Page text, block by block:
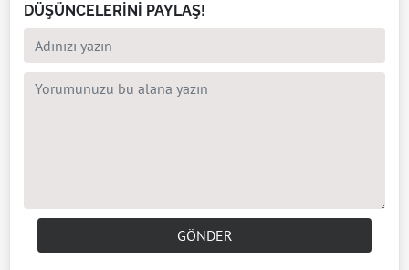
DÜŞÜNCELERİNİ PAYLAŞ!
GÖNDER